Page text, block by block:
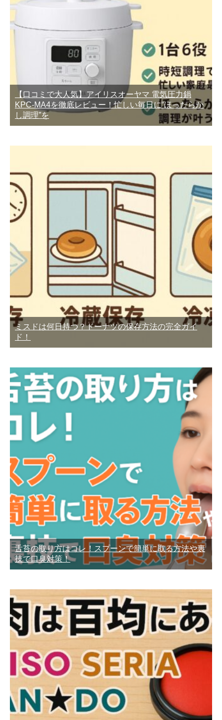
【口コミで大人気】アイリスオーヤマ 電気圧力鍋
KPC-MA4を徹底レビュー！忙しい毎日に“ほったらか
し調理”を
ミスドは何日持つ？ドーナツの保存方法の完全ガイ
ド！
舌苔の取り方はコレ！スプーンで簡単に取る方法や裏
技で口臭対策！